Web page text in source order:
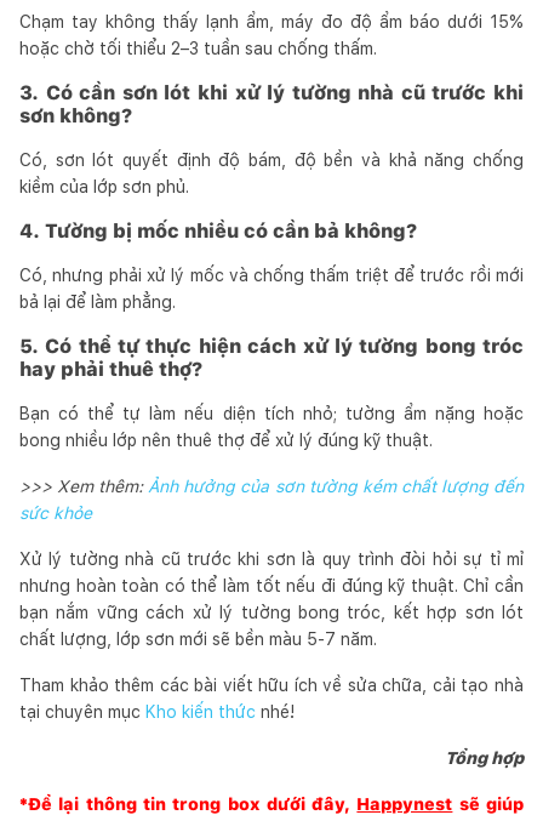
Chạm tay không thấy lạnh ẩm, máy đo độ ẩm báo dưới 15%
hoặc chờ tối thiểu 2–3 tuần sau chống thấm.
3. Có cần sơn lót khi xử lý tường nhà cũ trước khi
sơn không?
Có, sơn lót quyết định độ bám, độ bền và khả năng chống
kiềm của lớp sơn phủ.
4. Tường bị mốc nhiều có cần bả không?
Có, nhưng phải xử lý mốc và chống thấm triệt để trước rồi mới
bả lại để làm phẳng.
5. Có thể tự thực hiện cách xử lý tường bong tróc
hay phải thuê thợ?
Bạn có thể tự làm nếu diện tích nhỏ; tường ẩm nặng hoặc
bong nhiều lớp nên thuê thợ để xử lý đúng kỹ thuật.
>>> Xem thêm: Ảnh hưởng của sơn tường kém chất lượng đến
sức khỏe
Xử lý tường nhà cũ trước khi sơn là quy trình đòi hỏi sự tỉ mỉ
nhưng hoàn toàn có thể làm tốt nếu đi đúng kỹ thuật. Chỉ cần
bạn nắm vững cách xử lý tường bong tróc, kết hợp sơn lót
chất lượng, lớp sơn mới sẽ bền màu 5-7 năm.
Tham khảo thêm các bài viết hữu ích về sửa chữa, cải tạo nhà
tại chuyên mục Kho kiến thức nhé!
Tổng hợp
*Để lại thông tin trong box dưới đây, Happynest sẽ giúp